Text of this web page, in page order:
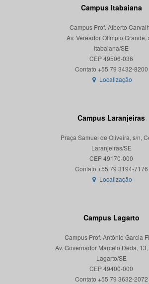
Campus Itabaiana
Campus Prof. Alberto
Av. Vereador Olímpio Grande,
Itabaiana/SE
CEP 49506-036
Localização
Campus Laranjeiras
Praça Samuel de Oliveira, s/n,
Laranjeiras/SE
CEP 49170-000
Localização
Campus Lagarto
Campus Prof. Antônio Garcia
Av. Governador Marcelo Déda,
Lagarto/SE
CEP 49400-000